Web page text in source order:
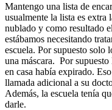
Mantengo una lista de
usualmente la lista es
nublado y como resultado
estábamos necesitando
escuela. Por supuesto solo
una máscara. Por
en casa había expirado.
llamada adicional a su
Además, la escuela tenía
darle.